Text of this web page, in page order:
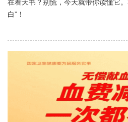
在看天书？别慌，今天就带你读懂它
白”！